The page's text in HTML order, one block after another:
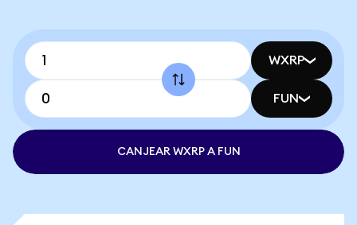
WXRP
FUN
CANJEAR WXRP A FUN